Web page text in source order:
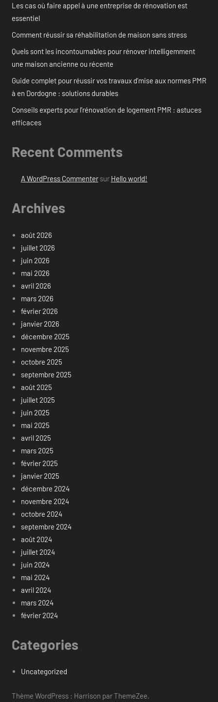
Les cas où faire appel à une entreprise de rénovation est
essentiel
Comment réussir sa réhabilitation de maison sans stress
Quels sont les incontournables pour rénover intelligemment
une maison ancienne ou récente
Guide complet pour réussir vos travaux d’mise aux normes PMR
à en Dordogne : solutions durables
Conseils experts pour l’rénovation de logement PMR : astuces
efficaces
Recent Comments
A WordPress Commentersur Hello world!
Archives
août 2026
juillet 2026
juin 2026
mai 2026
avril 2026
mars 2026
février 2026
janvier 2026
décembre 2025
novembre 2025
octobre 2025
septembre 2025
août 2025
juillet 2025
juin 2025
mai 2025
avril 2025
mars 2025
février 2025
janvier 2025
décembre 2024
novembre 2024
octobre 2024
septembre 2024
août 2024
juillet 2024
juin 2024
mai 2024
avril 2024
mars 2024
février 2024
Categories
Uncategorized
Thème WordPress : Harrison par ThemeZee.